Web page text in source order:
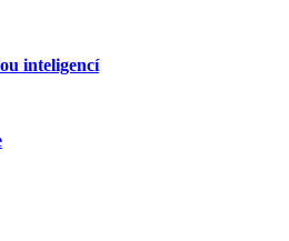
inteligencí